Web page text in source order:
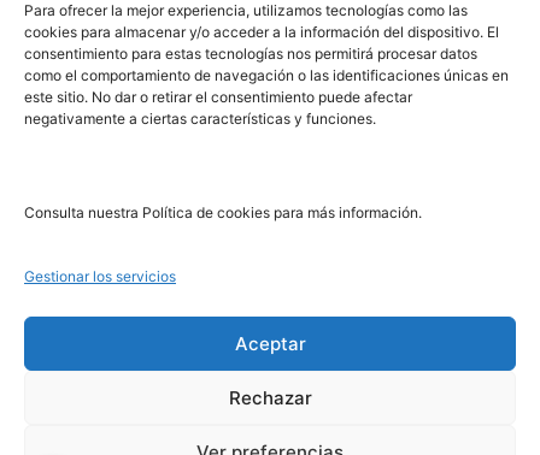
Para ofrecer la mejor experiencia, utilizamos tecnologías como las
cookies para almacenar y/o acceder a la información del dispositivo. El
consentimiento para estas tecnologías nos permitirá procesar datos
como el comportamiento de navegación o las identificaciones únicas en
este sitio. No dar o retirar el consentimiento puede afectar
negativamente a ciertas características y funciones.
Consulta nuestra Política de cookies para más información.
Gestionar los servicios
Aceptar
Rechazar
PRL | Films
PRL | Play
PRL | LAB
Noticias
Legal
Aviso Legal
Política de Cookies